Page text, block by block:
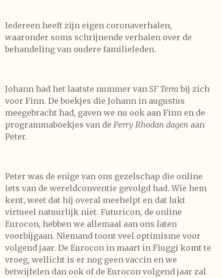
Iedereen heeft zijn eigen coronaverhalen,
waaronder soms schrijnende verhalen over de
behandeling van oudere familieleden.
Johann had het laatste nummer van SF Terrabij zich
voor Finn. De boekjes die Johann in augustus
meegebracht had, gaven we nu ook aan Finn en de
programmaboekjes van de Perry Rhodan dagen aan
Peter.
Peter was de enige van ons gezelschap die online
iets van de wereldconventie gevolgd had. Wie hem
kent, weet dat hij overal meehelpt en dat lukt
virtueel natuurlijk niet. Futuricon, de online
Eurocon, hebben we allemaal aan ons laten
voorbijgaan. Niemand toont veel optimisme voor
volgend jaar. De Eurocon in maart in Fiuggi komt te
vroeg, wellicht is er nog geen vaccin en we
betwijfelen dan ook of de Eurocon volgend jaar zal